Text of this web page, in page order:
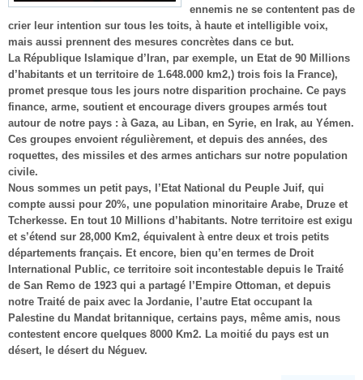
ennemis ne se contentent pas de
crier leur intention sur tous les toits, à haute et intelligible voix,
mais aussi prennent des mesures concrètes dans ce but.
La République Islamique d’Iran, par exemple, un Etat de 90 Millions
d’habitants et un territoire de 1.648.000 km2,) trois fois la France),
promet presque tous les jours notre disparition prochaine. Ce pays
finance, arme, soutient et encourage divers groupes armés tout
autour de notre pays : à Gaza, au Liban, en Syrie, en Irak, au Yémen.
Ces groupes envoient régulièrement, et depuis des années, des
roquettes, des missiles et des armes antichars sur notre population
civile.
Nous sommes un petit pays, l’Etat National du Peuple Juif, qui
compte aussi pour 20%, une population minoritaire Arabe, Druze et
Tcherkesse. En tout 10 Millions d’habitants. Notre territoire est exigu
et s’étend sur 28,000 Km2, équivalent à entre deux et trois petits
départements français. Et encore, bien qu’en termes de Droit
International Public, ce territoire soit incontestable depuis le Traité
de San Remo de 1923 qui a partagé l’Empire Ottoman, et depuis
notre Traité de paix avec la Jordanie, l’autre Etat occupant la
Palestine du Mandat britannique, certains pays, même amis, nous
contestent encore quelques 8000 Km2. La moitié du pays est un
désert, le désert du Néguev.